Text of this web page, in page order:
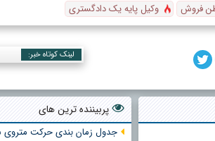
فروش وکیل پایه یک دادگستری
لینک کوتاه خبر:
پربیننده ترین های
جدول زمان بندی حرکت